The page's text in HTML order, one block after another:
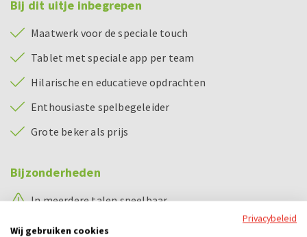
Bij dit uitje inbegrepen
Maatwerk voor de speciale touch
Tablet met speciale app per team
Hilarische en educatieve opdrachten
Enthousiaste spelbegeleider
Grote beker als prijs
Bijzonderheden
In meerdere talen speelbaar
Speelbaar in heel Nederland en België
Privacybeleid
Wij gebruiken cookies